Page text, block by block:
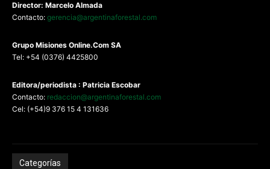
Director: Marcelo Almada
Contacto: gerencia@argentinaforestal.com
Grupo Misiones Online.Com SA
Tel: +54 (0376) 4425800
Editora/periodista : Patricia Escobar
Contacto: redaccion@argentinaforestal.com
Cel: (+54)9 376 15 4 131636
Categorías